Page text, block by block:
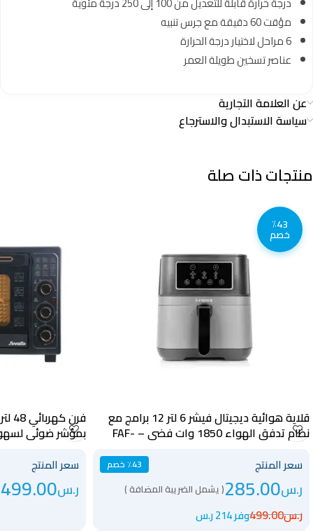
مؤقت 60 دقيقة مع جرس تنبيه
6 مراحل لاختيار درجة الحرارة
عناصر تسخين طويلة العمر
عن العلامة التجارية
سياسة الاستبدال والاسترجاع
منتجات ذات صلة
٪43
خصم
قلاية هوائية ديجيتال فيشر 6 لتر 12 برامج مع
نظام تدفق الهواء 1850 وات فضي – FAF-
6L12PD
سعر المنتج ٪43 خصم
ر.س285.00( يشمل الضريبة المضافة )
ر.س499.00وفر 214 ر.س
بمؤشر ضوئي لسهولة
سعر المنتج
ر.س499.00